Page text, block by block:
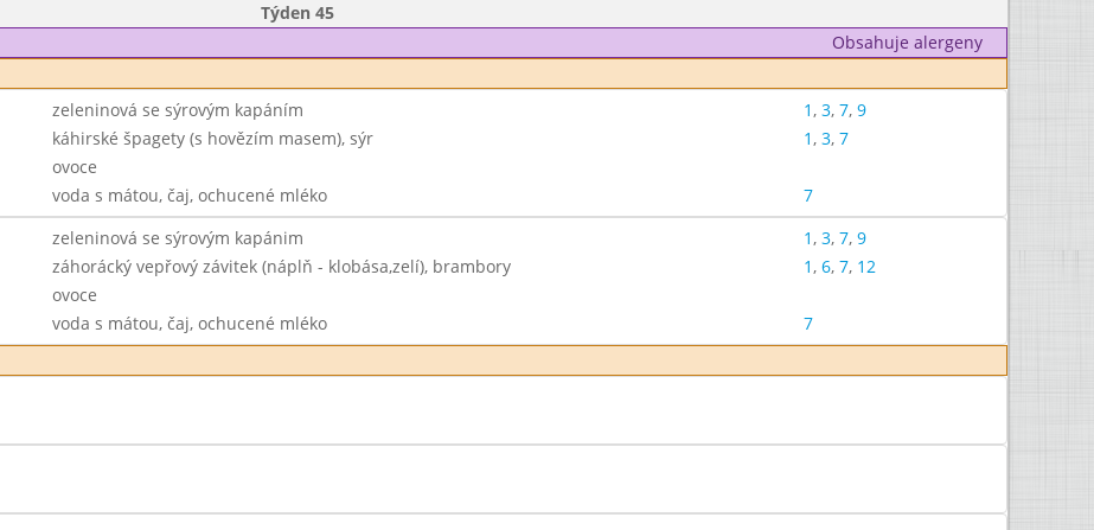
Týden 45
Obsahuje alergeny
zeleninová se sýrovým kapáním 1, 3, 7, 9
káhirské špagety (s hovězím masem), sýr 1, 3, 7
ovoce
voda s mátou, čaj, ochucené mléko 7
zeleninová se sýrovým kapánim 1, 3, 7, 9
záhorácký vepřový závitek (náplň - klobása,zelí), brambory 1, 6, 7, 12
ovoce
voda s mátou, čaj, ochucené mléko
7